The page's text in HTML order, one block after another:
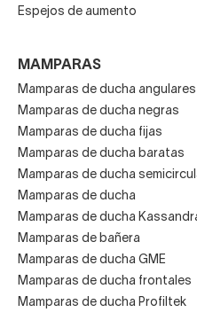
Espejos de aumento
MAMPARAS
Mamparas de ducha angulares
Mamparas de ducha negras
Mamparas de ducha fijas
Mamparas de ducha baratas
Mamparas de ducha
Mamparas de ducha
Mamparas de ducha
Mamparas de bañera
Mamparas de ducha GME
Mamparas de ducha frontales
Mamparas de ducha Profiltek